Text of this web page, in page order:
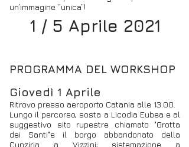
un’immagine “unica”!
1 / 5 Aprile 2021
PROGRAMMA DEL WORKSHOP
Giovedì 1 Aprile
Ritrovo presso aeroporto Catania alle 13.00.
Lungo il percorso, sosta a Licodia Eubea e al
suggestivo sito rupestre chiamato "Grotta
dei Santi"e il borgo abbandonato della
Cunziria a Vizzini; sistemazione a